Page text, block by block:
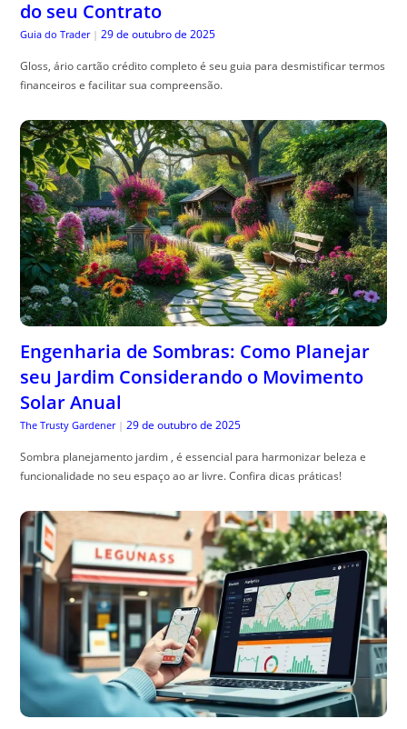
do seu Contrato
Guia do Trader | 29 de outubro de 2025
Gloss, ário cartão crédito completo é seu guia para desmistificar termos
financeiros e facilitar sua compreensão.
Engenharia de Sombras: Como Planejar
seu Jardim Considerando o Movimento
Solar Anual
The Trusty Gardener | 29 de outubro de 2025
Sombra planejamento jardim , é essencial para harmonizar beleza e
funcionalidade no seu espaço ao ar livre. Confira dicas práticas!